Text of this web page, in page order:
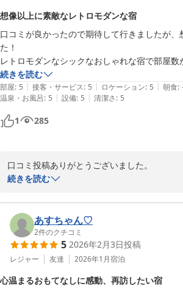
想像以上に素敵なレトロモダンな宿
口コミが良かったので期待して行きましたが、
た！
レトロモダンなシックなおしゃれな宿で部屋数
ごせます
張り切って早く着きましたが荷物を預かってく
で軽食をとったり、徒歩圏内に温泉が数件ある
硫黄の香りが凄くて明礬温泉のパワーを感じま
すごく気に入りました
オーナーさんはとても優しいです
坂道が多いので、バスの方は行きは地蔵湯前、
いいですよ
続きを読む
部屋: 5 | 接客・サービス: 5 | ロケーション: 5 | 朝食:
温泉・お風呂: 5 | 設備: 5 | 清潔さ: 5
1 285
口コミ投稿ありがとうございました。
古い宿ではありますが、褒めて頂き大変に嬉
今後の運営に一段と活力が湧いてきました。
別府明礬温泉 美容・美肌・健康 小宿 －Ｙ
2025-12-02
続きを読む
あすちゃん♡
2件のクチコミ
5 2026年2月3日投稿
レジャー 友達 2026年1月宿泊
心温まるおもてなしに感動、再訪したい宿